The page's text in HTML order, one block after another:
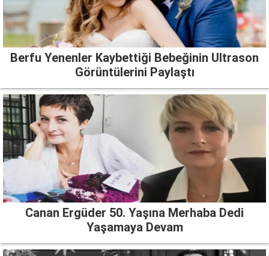
Berfu Yenenler Kaybettiği Bebeğinin Ultrason
Görüntülerini Paylaştı
Canan Ergüder 50. Yaşına Merhaba Dedi
Yaşamaya Devam